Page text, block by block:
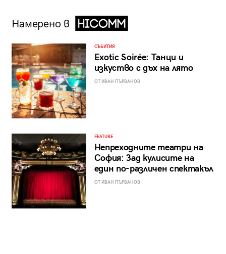
Намерено в
СЪБИТИЯ
Exotic Soirée: Танци и
изкуство с дъх на лято
ОТ ИВАН ПЪРВАНОВ
FEATURE
Непреходните театри на
София: Зад кулисите на
един по-различен спектакъл
ОТ ИВАН ПЪРВАНОВ